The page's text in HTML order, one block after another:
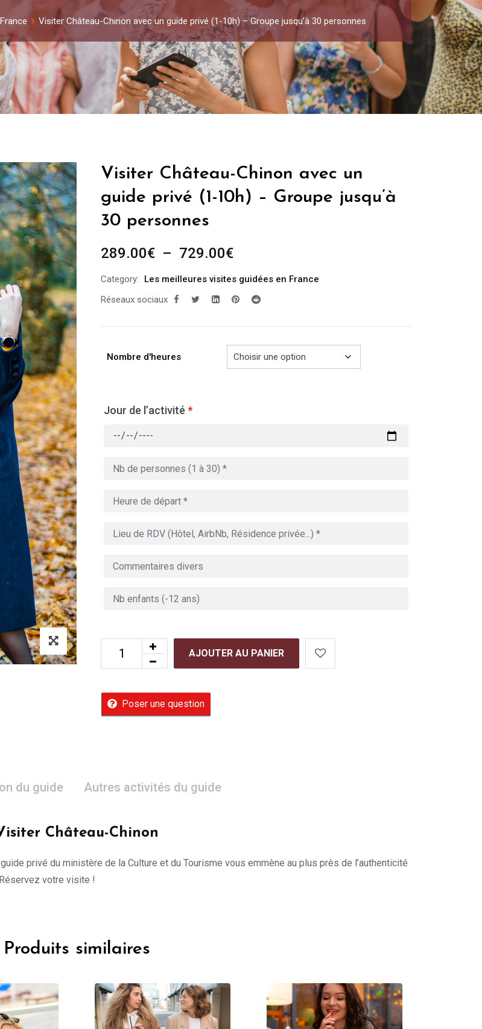
Visiter Château-Chinon avec un guide privé (1-10h) – Groupe jusqu’à 30 personnes
Visiter Château-Chinon avec un
guide privé (1-10h) – Groupe jusqu’à
30 personnes
289.00€ – 729.00€Plage
prix :
289.00€
Category:
Les meilleures visites guidées en France
Réseaux sociaux
Nombre d'heures
Jour de l’activité *
AJOUTER AU PANIER
Poser une question
du guide Autres activités du guide
Château-Chinon
privé du ministère de la Culture et du Tourisme vous emmène au plus près de l’authenticité
votre visite !
Produits similaires